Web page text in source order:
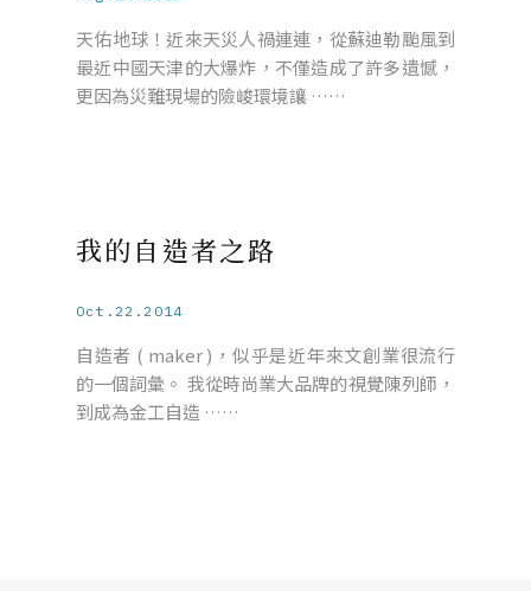
天佑地球！近來天災人禍連連，從蘇迪勒颱風到
最近中國天津的大爆炸，不僅造成了許多遺憾，
更因為災難現場的險峻環境讓 ……
我的自造者之路
Oct.22.2014
自造者 ( maker )，似乎是近年來文創業很流行
的一個詞彙。 我從時尚業大品牌的視覺陳列師，
到成為金工自造 ……